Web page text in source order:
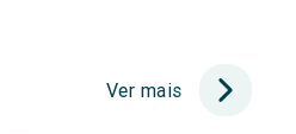
Ver mais